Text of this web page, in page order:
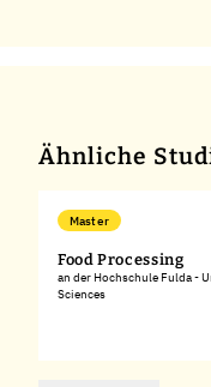
Ähnliche
Master
Food Processing
an der Hochschule Fulda -
Sciences